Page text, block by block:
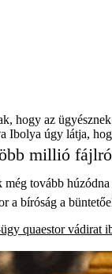
hogy az
Ibolya úgy látja,
millió
tovább
a bíróság a
quaestor vádirat